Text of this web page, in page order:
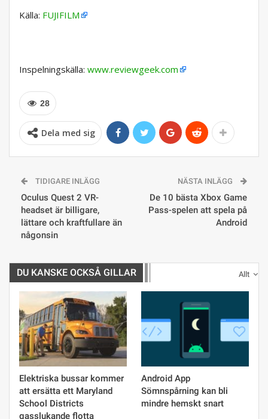
Källa: FUJIFILM
Inspelningskälla: www.reviewgeek.com
28
Dela med sig
TIDIGARE INLÄGG
Oculus Quest 2 VR-
headset är billigare,
lättare och kraftfullare än
någonsin
NÄSTA INLÄGG
De 10 bästa Xbox Game
Pass-spelen att spela på
Android
Allt
DU KANSKE OCKSÅ GILLAR
Elektriska bussar kommer
att ersätta ett Maryland
School Districts
gasslukande flotta
Android App
Sömnspårning kan bli
mindre hemskt snart